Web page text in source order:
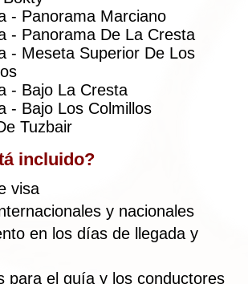
física para el
recorridos diarios
grava. Los
tener experiencia
de larga distancia en
principiantes, con
de grava.